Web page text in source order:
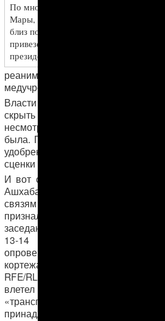
По многочисленным сообщениям из
Мары, рано утром 17 октября на трассе
близ поселка Мары-ГРЭС в толпу детей,
привезенных из Байрамали для встречи
президента, врезался автомобиль
реанимации велаятской больницы,
медучреждениях города.
Власти Туркменистана
скрыть от общественности факт
несмотря на трагедию,
была. При открытии комплекса
удобрений звучали музыка и
сценки и танцевали.
И вот спустя три месяца после
Ашхабад в лице главы
связям МВД Туркменистана
признал факт гибели детей.
заседании Комитета ООН по
13-14 января 2015 года, А.
опровергнуть причастность к
кортежа президента
RFE/RL, чиновница из МВД
влетел не автомобиль службы
«транспортное средство
принадлежащее местному